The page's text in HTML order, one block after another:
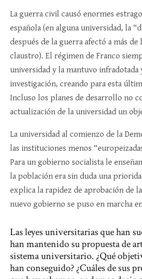
La guerra civil causó enormes
española (en alguna universidad, la
después de la guerra afectó a más de
claustro). El régimen de Franco
universidad y la mantuvo infradotada
investigación, creando para esta
Incluso los planes de desarrollo no
actualización de la universidad un
La universidad al comienzo de la
las instituciones menos
Para un gobierno socialista le
la población era sin duda una
explica la rapidez de aprobación de
nuevo gobierno se puso en marcha
Las leyes universitarias que han
han mantenido su propuesta de
sistema universitario. ¿Qué
han conseguido? ¿Cuáles de sus